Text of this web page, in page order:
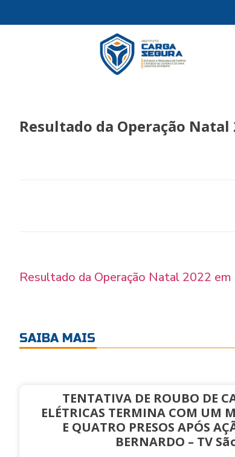
Resultado da Operação
Resultado da Operação Natal 2022
SAIBA MAIS
TENTATIVA DE ROUBO DE
ELÉTRICAS TERMINA COM UM
E QUATRO PRESOS APÓS
BERNARDO – TV